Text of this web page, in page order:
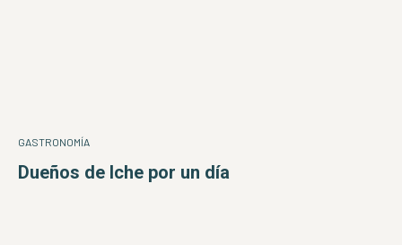
GASTRONOMÍA
Dueños de Iche por un día